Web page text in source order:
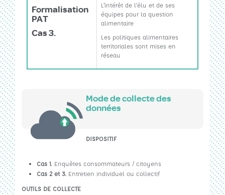
Formalisation
PAT
Cas 3.
L'intérêt de l’élu et de ses
équipes pour la question
alimentaire
Les politiques alimentaires
territoriales sont mises en
réseau
Mode de collecte des
données
DISPOSITIF
Cas 1. Enquêtes consommateurs / citoyens
Cas 2 et 3. Entretien individuel ou collectif
OUTILS DE COLLECTE